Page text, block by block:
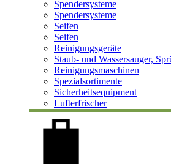
Spendersysteme
Spendersysteme
Seifen
Seifen
Reinigungsgeräte
Staub- und Wassersauger,
Reinigungsmaschinen
Spezialsortimente
Sicherheitsequipment
Lufterfrischer